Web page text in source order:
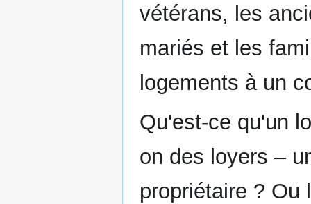
vétérans, les
mariés et les
logements à un
Qu'est-ce qu'un
on des loyers –
propriétaire ? Ou